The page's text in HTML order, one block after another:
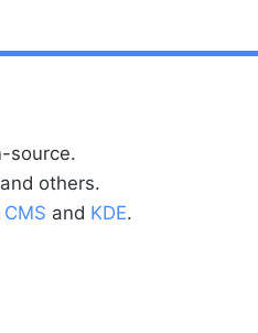
source.
others.
and KDE.